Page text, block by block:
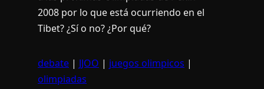
2008 por lo que está ocurriendo en el
Tibet? ¿Sí­ o no? ¿Por qué?
debate | JJOO | juegos olimpicos |
olimpiadas